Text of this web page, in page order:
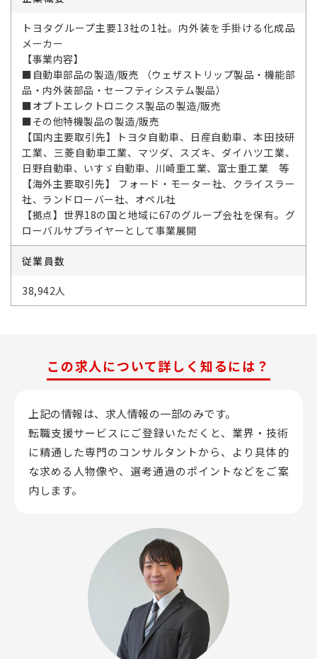
トヨタグループ主要13社の1社。内外装を手掛ける化成品
メーカー
【事業内容】
■自動車部品の製造/販売 （ウェザストリップ製品・機能部
品・内外装部品・セーフティシステム製品）
■オプトエレクトロニクス製品の製造/販売
■その他特機製品の製造/販売
【国内主要取引先】トヨタ自動車、日産自動車、本田技研
工業、三菱自動車工業、マツダ、スズキ、ダイハツ工業、
日野自動車、いすゞ自動車、川崎重工業、富士重工業 等
【海外主要取引先】 フォード・モーター社、クライスラー
社、ランドローバー社、オペル社
【拠点】世界18の国と地域に67のグループ会社を保有。グ
ローバルサプライヤーとして事業展開
従業員数
38,942人
この求人について詳しく知るには？
上記の情報は、求人情報の一部のみです。
転職支援サービスにご登録いただくと、業界・技術
に精通した専門のコンサルタントから、 より具体的
な求める人物像や、選考通過のポイントなどをご案
内します。